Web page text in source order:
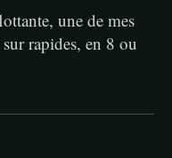
une de mes
rapides, en 8 ou